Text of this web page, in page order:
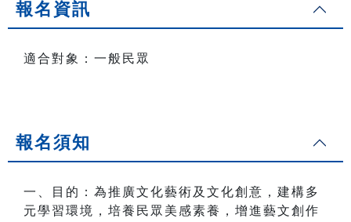
報名資訊
適合對象：一般民眾
報名須知
一、目的：為推廣文化藝術及文化創意，建構多
元學習環境，培養民眾美感素養，增進藝文創作